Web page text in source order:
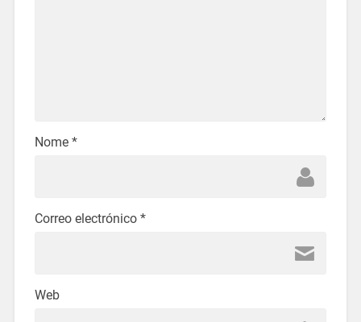
Nome *
Correo electrónico *
Web